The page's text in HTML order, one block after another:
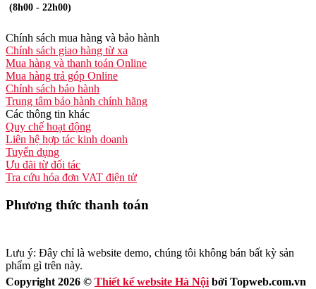
(8h00 - 22h00)
Chính sách mua hàng và bảo hành
Chính sách giao hàng từ xa
Mua hàng và thanh toán Online
Mua hàng trả góp Online
Chính sách bảo hành
Trung tâm bảo hành chính hãng
Các thông tin khác
Quy chế hoạt động
Liên hệ hợp tác kinh doanh
Tuyển dụng
Ưu đãi từ đối tác
Tra cứu hóa đơn VAT điện tử
Phương thức thanh toán
Lưu ý: Đây chỉ là website demo, chúng tôi không bán bất kỳ sản
phẩm gì trên này.
Copyright 2026 © Thiết kế website Hà Nộibởi Topweb.com.vn